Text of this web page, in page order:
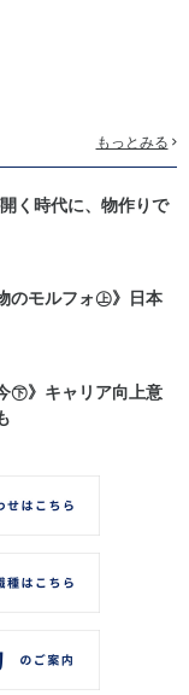
もっとみる
く時代に、物作りで
のモルフォ㊤》日本
㊦》キャリア向上意